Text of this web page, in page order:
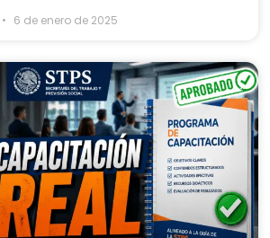
6 de enero de 2025